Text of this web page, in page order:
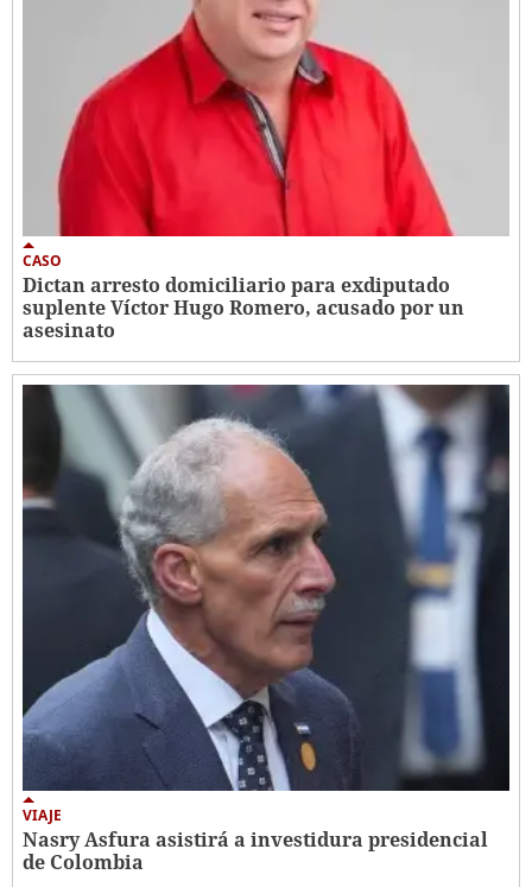
CASO
Dictan arresto domiciliario para exdiputado
suplente Víctor Hugo Romero, acusado por un
asesinato
VIAJE
Nasry Asfura asistirá a investidura presidencial
de Colombia